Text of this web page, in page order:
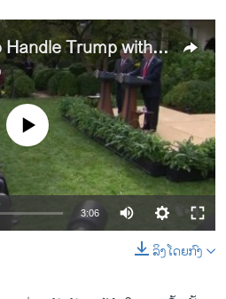
US Allies in Asia to Handle Trump with Care
currently available
3:06
ລິງໂດຍກົງ